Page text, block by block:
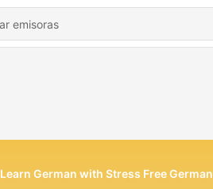
Learn German with Stress Free German